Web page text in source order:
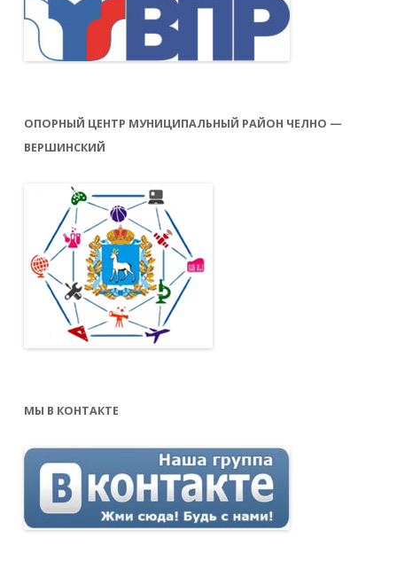
ОПОРНЫЙ ЦЕНТР МУНИЦИПАЛЬНЫЙ РАЙОН ЧЕЛНО —
ВЕРШИНСКИЙ
МЫ В КОНТАКТЕ